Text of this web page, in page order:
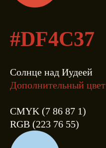
#DF4C37
Солнце над Иудеей
Дополнительный цвет
CMYK (7 86 87 1)
RGB (223 76 55)